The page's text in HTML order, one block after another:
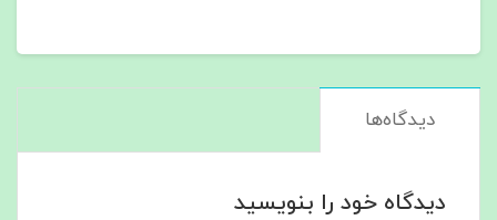
دیدگاه‌ها
دیدگاه خود را بنویسید